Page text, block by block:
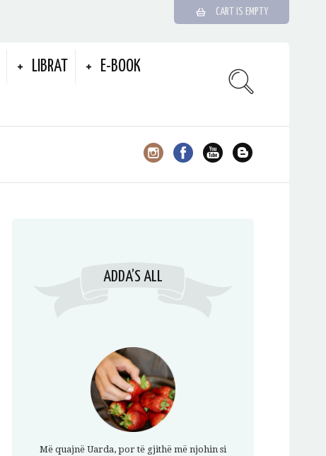
CART IS EMPTY
LIBRAT E-BOOK
ADDA’S ALL
Më quajnë Uarda, por të gjithë më njohin si